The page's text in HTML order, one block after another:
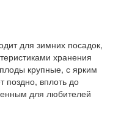
для зимних посадок,
хранения
крупные, с ярким
поздно, вплоть до
для любителей